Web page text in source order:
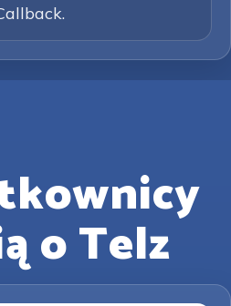
o Telz